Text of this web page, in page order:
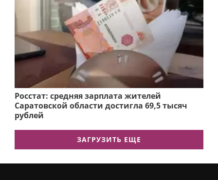
Росстат: средняя зарплата жителей
Саратовской области достигла 69,5 тысяч
рублей
ЗАГРУЗИТЬ ЕЩЕ